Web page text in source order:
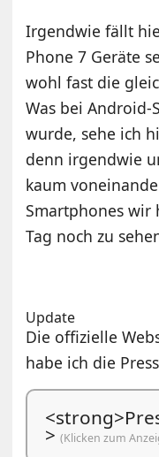
Irgendwie fällt
Phone 7 Geräte
wohl fast die
Was bei Android-
wurde, sehe ich
denn irgendwie
kaum
Smartphones wir
Tag noch zu
Update
Die offizielle
habe ich die
>(Klicken zum